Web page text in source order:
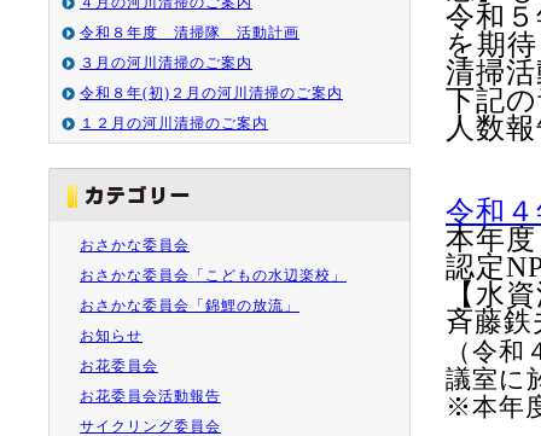
令和８年度 清掃隊 活動計画
３月の河川清掃のご案内
令和８年(初)２月の河川清掃のご案内
１２月の河川清掃のご案内
おさかな委員会
おさかな委員会「こどもの水辺楽校」
おさかな委員会「錦鯉の放流」
お知らせ
お花委員会
お花委員会活動報告
サイクリング委員会
令和
を期
清掃
下記
人数
令和
本年度
認定
【水
斉藤鉄
（令
議室に
※本年